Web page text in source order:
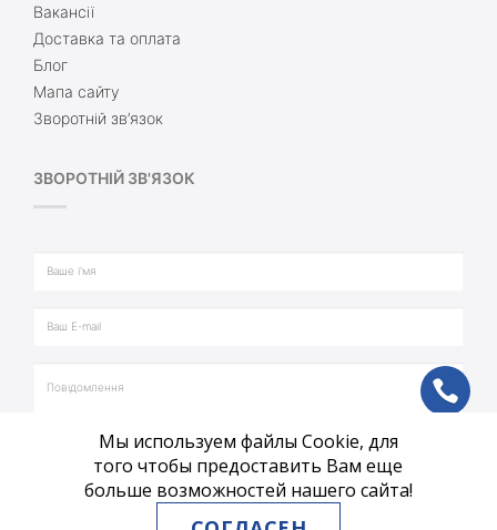
Вакансії
Доставка та оплата
Блог
Мапа сайту
Зворотній зв’язок
ЗВОРОТНІЙ ЗВ'ЯЗОК
ph
Мы используем файлы Cookie, для
того чтобы предоставить Вам еще
больше возможностей нашего сайта!